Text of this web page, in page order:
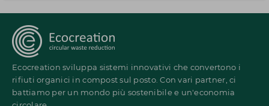
Ecocreation sviluppa sistemi innovativi che convertono i
rifiuti organici in compost sul posto. Con vari partner, ci
battiamo per un mondo più sostenibile e un'economia